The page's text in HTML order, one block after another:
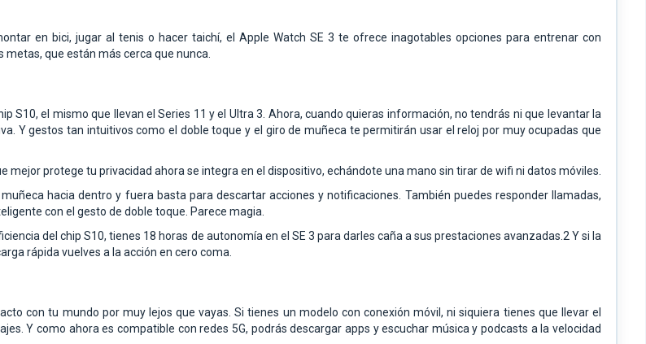
en bici, jugar al tenis o hacer taichí, el Apple Watch SE 3 te ofrece inagotables opciones para entrenar con
que están más cerca que nunca.
S10, el mismo que llevan el Series 11 y el Ultra 3. Ahora, cuando quieras información, no tendrás ni que levantar la
Y gestos tan intuitivos como el doble toque y el giro de muñeca te permitirán usar el reloj por muy ocupadas que
mejor protege tu privacidad ahora se integra en el dispositivo, echándote una mano sin tirar de wifi ni datos móviles.
hacia dentro y fuera basta para descartar acciones y notificaciones. También puedes responder llamadas,
con el gesto de doble toque. Parece magia.
del chip S10, tienes 18 horas de autonomía en el SE 3 para darles caña a sus prestaciones avanzadas.2 Y si la
rápida vuelves a la acción en cero coma.
con tu mundo por muy lejos que vayas. Si tienes un modelo con conexión móvil, ni siquiera tienes que llevar el
Y como ahora es compatible con redes 5G, podrás descargar apps y escuchar música y podcasts a la velocidad